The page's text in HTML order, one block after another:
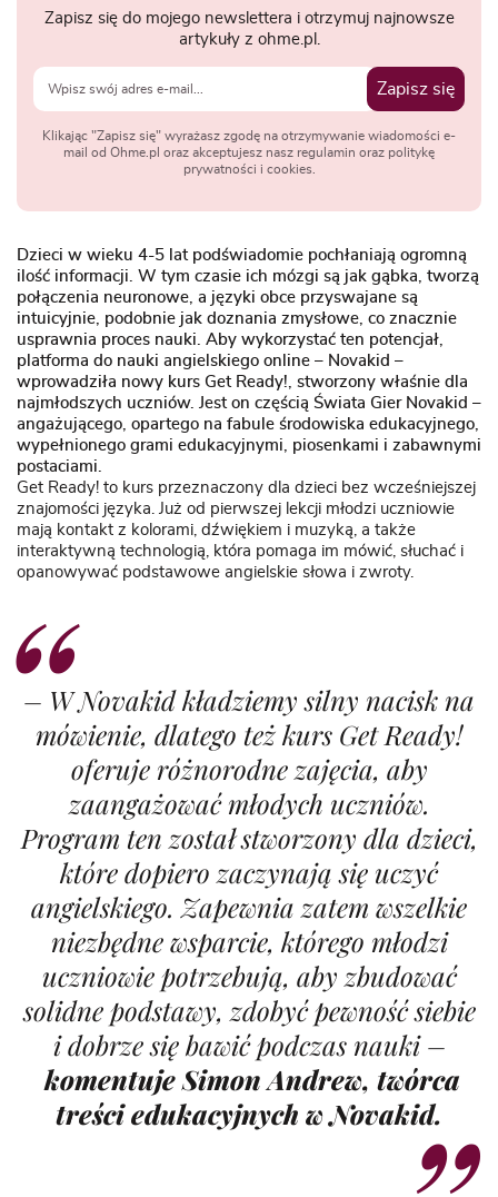
Zapisz się do mojego newslettera i otrzymuj najnowsze
artykuły z ohme.pl.
Zapisz się
Klikając "Zapisz się" wyrażasz zgodę na otrzymywanie wiadomości e-
mail od Ohme.pl oraz akceptujesz nasz regulamin oraz politykę
prywatności i cookies.
Dzieci w wieku 4-5 lat podświadomie pochłaniają ogromną
ilość informacji. W tym czasie ich mózgi są jak gąbka, tworzą
połączenia neuronowe, a języki obce przyswajane są
intuicyjnie, podobnie jak doznania zmysłowe, co znacznie
usprawnia proces nauki. Aby wykorzystać ten potencjał,
platforma do nauki angielskiego online – Novakid –
wprowadziła nowy kurs Get Ready!, stworzony właśnie dla
najmłodszych uczniów. Jest on częścią Świata Gier Novakid –
angażującego, opartego na fabule środowiska edukacyjnego,
wypełnionego grami edukacyjnymi, piosenkami i zabawnymi
postaciami.
Get Ready! to kurs przeznaczony dla dzieci bez wcześniejszej
znajomości języka. Już od pierwszej lekcji młodzi uczniowie
mają kontakt z kolorami, dźwiękiem i muzyką, a także
interaktywną technologią, która pomaga im mówić, słuchać i
opanowywać podstawowe angielskie słowa i zwroty.
– W Novakid kładziemy silny nacisk na
mówienie, dlatego też kurs Get Ready!
oferuje różnorodne zajęcia, aby
zaangażować młodych uczniów.
Program ten został stworzony dla dzieci,
które dopiero zaczynają się uczyć
angielskiego. Zapewnia zatem wszelkie
niezbędne wsparcie, którego młodzi
uczniowie potrzebują, aby zbudować
solidne podstawy, zdobyć pewność siebie
i dobrze się bawić podczas nauki–
komentuje Simon Andrew, twórca
treści edukacyjnych w Novakid.